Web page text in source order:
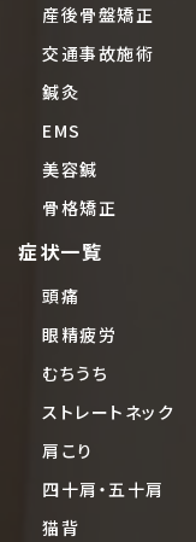
産後骨盤矯正
交通事故施術
鍼灸
EMS
美容鍼
骨格矯正
症状一覧
頭痛
眼精疲労
むちうち
ストレートネック
肩こり
四十肩・五十肩
猫背